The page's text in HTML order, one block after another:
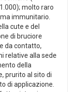
molto raro
immunitario.
cute e del
di bruciore
da contatto,
relative alla sede
della
prurito al sito di
di applicazione.